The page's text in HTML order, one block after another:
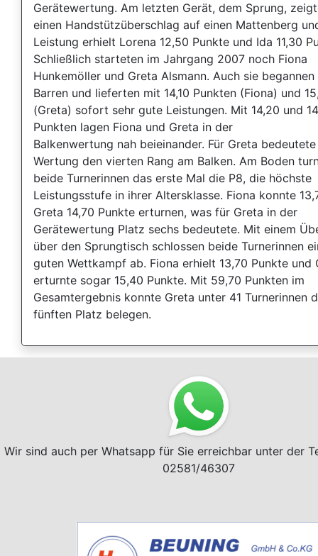
Gerätewertung. Am letzten Gerät, dem Sprung,
einen Handstützüberschlag auf einen Mattenberg
Leistung erhielt Lorena 12,50 Punkte und Ida 11,30
Schließlich starteten im Jahrgang 2007 noch Fiona
Hunkemöller und Greta Alsmann. Auch sie begannen
Barren und lieferten mit 14,10 Punkten (Fiona) und
(Greta) sofort sehr gute Leistungen. Mit 14,20 und
Punkten lagen Fiona und Greta in der
Balkenwertung nah beieinander. Für Greta
Wertung den vierten Rang am Balken. Am Boden
beide Turnerinnen das erste Mal die P8, die höchste
Leistungsstufe in ihrer Altersklasse. Fiona konnte
Greta 14,70 Punkte erturnen, was für Greta in der
Gerätewertung Platz sechs bedeutete. Mit einem
über den Sprungtisch schlossen beide Turnerinnen
guten Wettkampf ab. Fiona erhielt 13,70 Punkte und
erturnte sogar 15,40 Punkte. Mit 59,70 Punkten im
Gesamtergebnis konnte Greta unter 41 Turnerinnen
fünften Platz belegen.
Wir sind auch per Whatsapp für Sie erreichbar unter der
02581/46307